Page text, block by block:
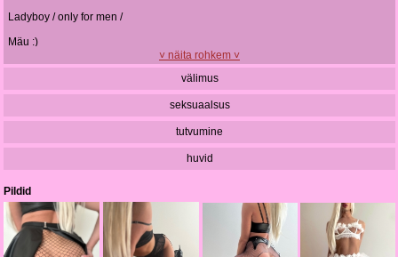
Ladyboy / only for men /
Mäu :)
In case you can not send message:
˅ näita rohkem ˅
välimus
seksuaalsus
tutvumine
huvid
Pildid